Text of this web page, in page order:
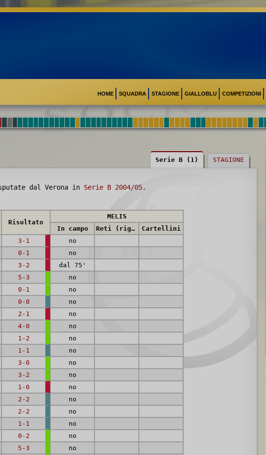
HOME SQUADRA STAGIONE GIALLOBLU COMPETIZIONI
Serie B (1) STAGIONE
dal Verona in Serie B 2004/05.
Risultato
MELIS
In campo
Reti (rig.)
Cartellini
3-1
no
0-1
no
3-2
dal 75'
5-3
no
0-1
no
0-0
no
2-1
no
4-0
no
1-2
no
1-1
no
3-0
no
3-2
no
1-0
no
2-2
no
2-2
no
1-1
no
0-2
no
5-3
no